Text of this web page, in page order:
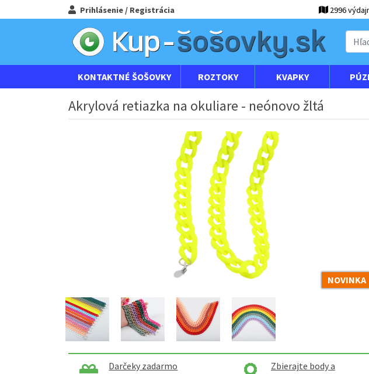
Prihlásenie / Registrácia 2996
KONTAKTNÉ ŠOŠOVKY ROZTOKY KVAPKY
Akrylová retiazka na okuliare - neónovo žltá
NOVINKA
Darčeky zadarmo
Zbierajte body a